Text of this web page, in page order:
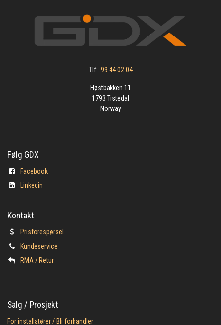
Tlf: 99 44 02 04
Høstbakken 11
1793 Tistedal
Norway
Følg GDX
Facebook
Linkedin
Kontakt
Prisforespørsel
Kundeservice
​RMA / Retur
Salg / Prosjekt
For installatører / Bli forhandler